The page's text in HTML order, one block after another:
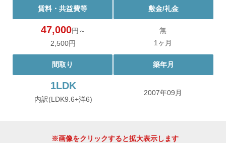
賃料・共益費等 敷金/礼金
47,000円～
2,500円
無
1ヶ月
間取り 築年月
1LDK
内訳(LDK9.6+洋6)
2007年09月
※画像をクリックすると拡大表示します